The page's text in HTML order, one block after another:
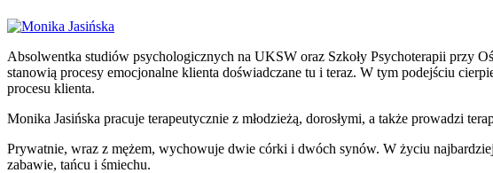
Absolwentka studiów psychologicznych na UKSW oraz Szkoły Psychoterapii przy
stanowią procesy emocjonalne klienta doświadczane tu i teraz. W tym podejściu
procesu klienta.
Monika Jasińska pracuje terapeutycznie z młodzieżą, dorosłymi, a także prowadzi
Prywatnie, wraz z mężem, wychowuje dwie córki i dwóch synów. W życiu
zabawie, tańcu i śmiechu.